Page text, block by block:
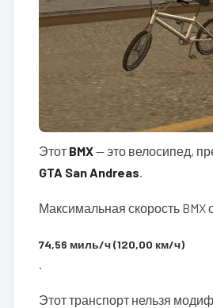
Этот BMX— это велосипед,
GTA San Andreas
Максимальная скорость BMX
74,56 миль/ч (120,00 км/ч)
Этот транспорт нельзя